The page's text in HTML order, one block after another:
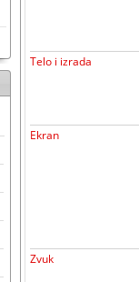
Telo i izrada
Ekran
Zvuk